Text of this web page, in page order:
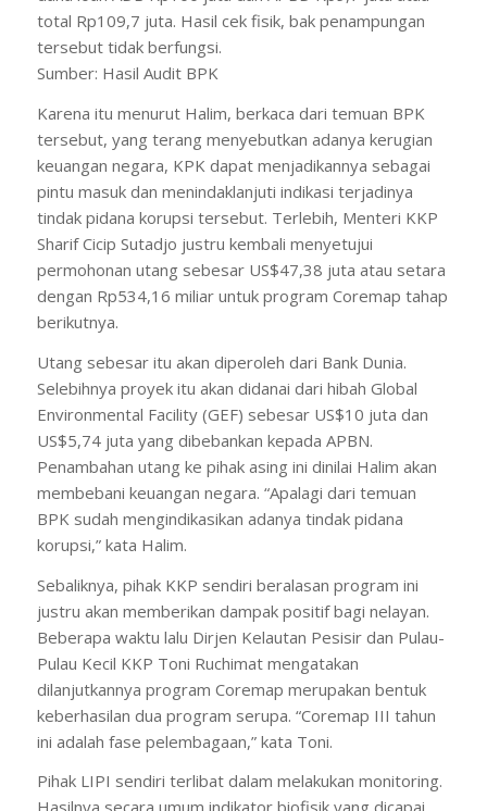
total Rp109,7 juta. Hasil cek fisik, bak penampungan
tersebut tidak berfungsi.
Sumber: Hasil Audit BPK
Karena itu menurut Halim, berkaca dari temuan BPK
tersebut, yang terang menyebutkan adanya kerugian
keuangan negara, KPK dapat menjadikannya sebagai
pintu masuk dan menindaklanjuti indikasi terjadinya
tindak pidana korupsi tersebut. Terlebih, Menteri KKP
Sharif Cicip Sutadjo justru kembali menyetujui
permohonan utang sebesar US$47,38 juta atau setara
dengan Rp534,16 miliar untuk program Coremap tahap
berikutnya.
Utang sebesar itu akan diperoleh dari Bank Dunia.
Selebihnya proyek itu akan didanai dari hibah Global
Environmental Facility (GEF) sebesar US$10 juta dan
US$5,74 juta yang dibebankan kepada APBN.
Penambahan utang ke pihak asing ini dinilai Halim akan
membebani keuangan negara. “Apalagi dari temuan
BPK sudah mengindikasikan adanya tindak pidana
korupsi,” kata Halim.
Sebaliknya, pihak KKP sendiri beralasan program ini
justru akan memberikan dampak positif bagi nelayan.
Beberapa waktu lalu Dirjen Kelautan Pesisir dan Pulau-
Pulau Kecil KKP Toni Ruchimat mengatakan
dilanjutkannya program Coremap merupakan bentuk
keberhasilan dua program serupa. “Coremap III tahun
ini adalah fase pelembagaan,” kata Toni.
Pihak LIPI sendiri terlibat dalam melakukan monitoring.